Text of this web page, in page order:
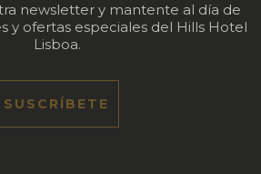
newsletter y mantente al día de
y ofertas especiales del Hills Hotel
Lisboa.
SUSCRÍBETE